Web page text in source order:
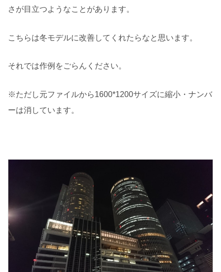
さが目立つようなことがあります。
こちらは冬モデルに改善してくれたらなと思います。
それでは作例をごらんください。
※ただし元ファイルから1600*1200サイズに縮小・ナンバ
ーは消しています。